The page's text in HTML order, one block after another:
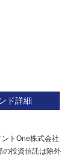
ド詳細
トOne株式会社
の投資信託は除外